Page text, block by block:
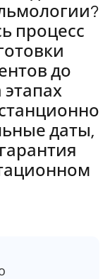
процесс
до
даты,